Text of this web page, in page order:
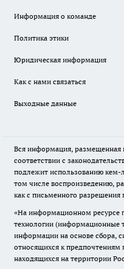
Информация о команде
Политика этики
Юридическая информация
Как с нами связаться
Выходные данные
Вся информация, размещенная
соответствии с
подлежит использованию
том числе воспроизведению,
как с письменного разрешения
«На информационном ресурсе
технологии (информационные
информации на основе сбора,
относящихся к предпочтениям
находящихся на территории